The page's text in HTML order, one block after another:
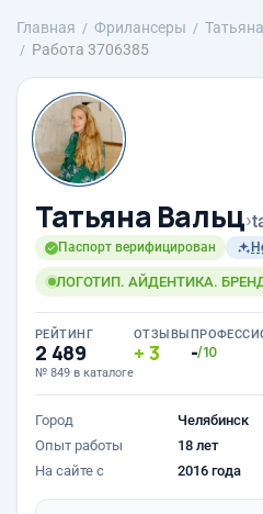
Главная Фрилансеры
Работа 3706385
Татьяна Вальц›
Паспорт верифицирован
ЛОГОТИП. АЙДЕНТИКА.
РЕЙТИНГ
2 489
№ 849 в каталоге
ОТЗЫВЫ
3 -/10
Город
Челябинск
Опыт работы
18 лет
На сайте с
2016 года